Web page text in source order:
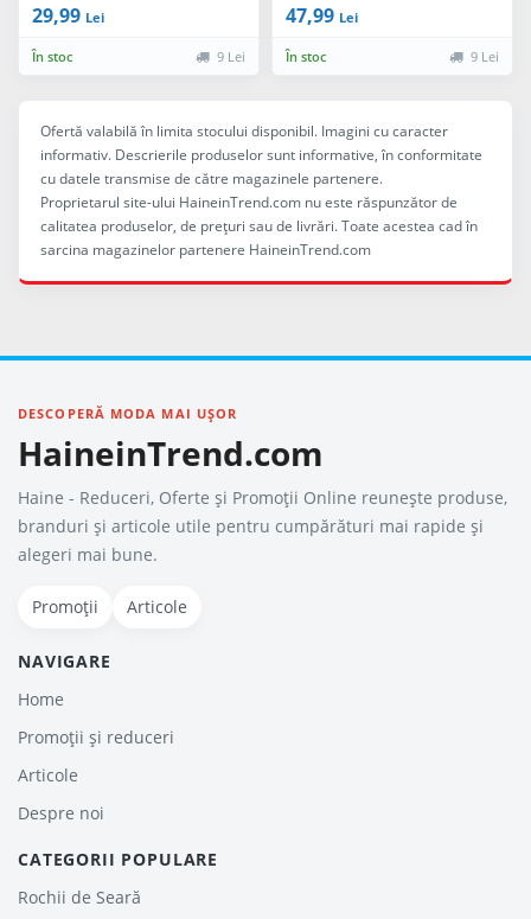
29,99 Lei
În stoc 9 Lei
47,99 Lei
În stoc 9 Lei
Ofertă valabilă în limita stocului disponibil. Imagini cu caracter
informativ. Descrierile produselor sunt informative, în conformitate
cu datele transmise de către magazinele partenere.
Proprietarul site-ului HaineinTrend.com nu este răspunzător de
calitatea produselor, de preţuri sau de livrări. Toate acestea cad în
sarcina magazinelor partenere HaineinTrend.com
DESCOPERĂ MODA MAI UȘOR
HaineinTrend.com
Haine - Reduceri, Oferte şi Promoţii Online reunește produse,
branduri și articole utile pentru cumpărături mai rapide și
alegeri mai bune.
Promoții Articole
NAVIGARE
Home
Promoții și reduceri
Articole
Despre noi
CATEGORII POPULARE
Rochii de Seară